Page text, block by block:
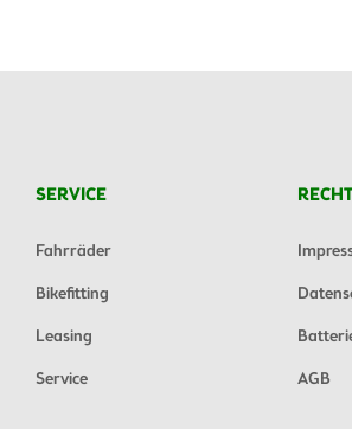
SERVICE
Fahrräder
Bikefitting
Leasing
Service
AGB